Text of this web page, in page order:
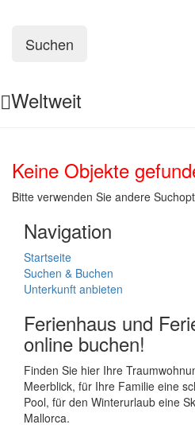
Suchen
Weltweit
Keine Objekte
Bitte verwenden Sie andere
Navigation
Startseite
Suchen & Buchen
Unterkunft anbieten
Ferienhaus und
online buchen!
Finden Sie hier Ihre
Meerblick, für Ihre Familie eine
Pool, für den Winterurlaub eine
Mallorca.